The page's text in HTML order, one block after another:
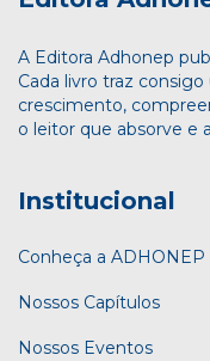
A Editora Adhonep
Cada livro traz
crescimento,
o leitor que absorve e
Institucional
Conheça a ADHONEP
Nossos Capítulos
Nossos Eventos